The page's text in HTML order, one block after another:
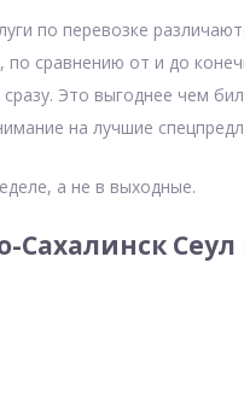
по перевозке
сравнению от и до
Это выгоднее чем
на лучшие
а не в выходные.
Сеул